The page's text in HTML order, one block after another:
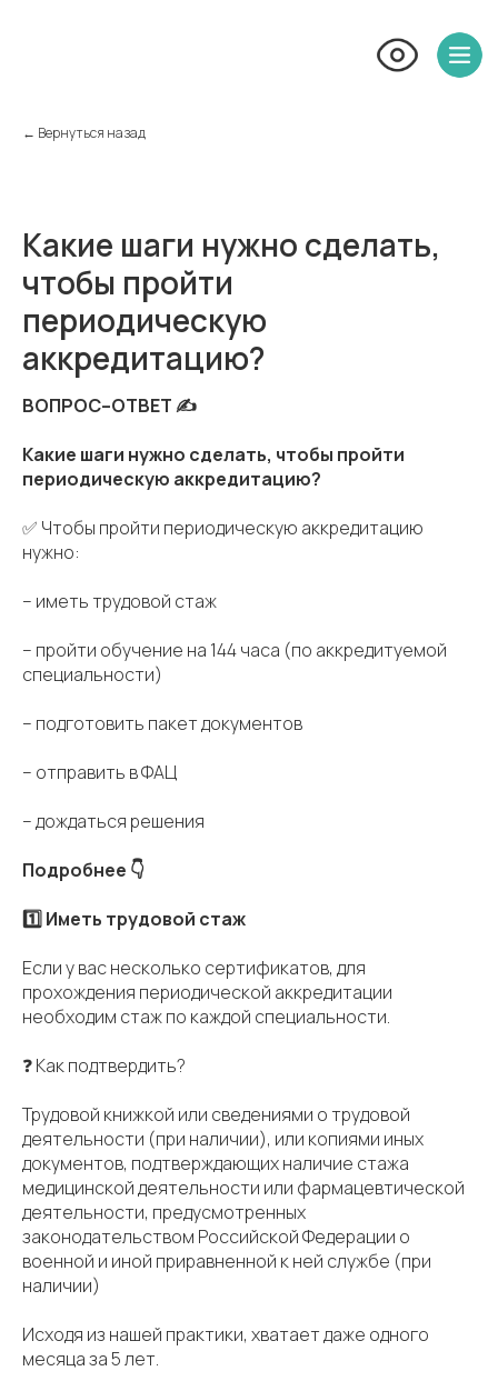
← Вернуться назад
Какие шаги нужно сделать,
чтобы пройти
периодическую
аккредитацию?
ВОПРОС–ОТВЕТ ✍️
Какие шаги нужно сделать, чтобы пройти
периодическую аккредитацию?
✅ Чтобы пройти периодическую аккредитацию
нужно:
– иметь трудовой стаж
– пройти обучение на 144 часа (по аккредитуемой
специальности)
– подготовить пакет документов
– отправить в ФАЦ
– дождаться решения
Подробнее 👇
1️⃣ Иметь трудовой стаж
Если у вас несколько сертификатов, для
прохождения периодической аккредитации
необходим стаж по каждой специальности.
❓ Как подтвердить?
Трудовой книжкой или сведениями о трудовой
деятельности (при наличии), или копиями иных
документов, подтверждающих наличие стажа
медицинской деятельности или фармацевтической
деятельности, предусмотренных
законодательством Российской Федерации о
военной и иной приравненной к ней службе (при
наличии)
Исходя из нашей практики, хватает даже одного
месяца за 5 лет.